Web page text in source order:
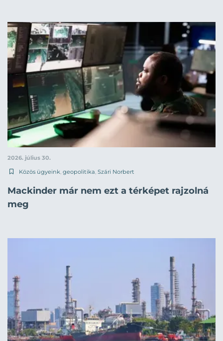
2026. július 30.
Közös ügyeink, geopolitika, Szári Norbert
Mackinder már nem ezt a térképet rajzolná
meg